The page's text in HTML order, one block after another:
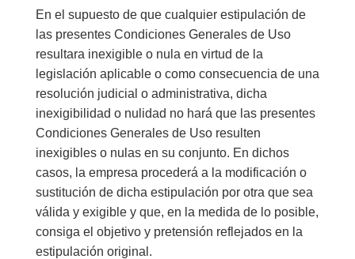
En el supuesto de que cualquier estipulación de
las presentes Condiciones Generales de Uso
resultara inexigible o nula en virtud de la
legislación aplicable o como consecuencia de una
resolución judicial o administrativa, dicha
inexigibilidad o nulidad no hará que las presentes
Condiciones Generales de Uso resulten
inexigibles o nulas en su conjunto. En dichos
casos, la empresa procederá a la modificación o
sustitución de dicha estipulación por otra que sea
válida y exigible y que, en la medida de lo posible,
consiga el objetivo y pretensión reflejados en la
estipulación original.